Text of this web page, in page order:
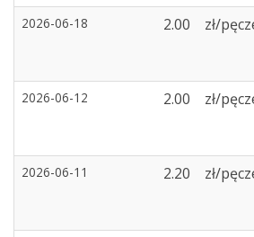
2026-06-18 2.00 zł/
2026-06-12 2.00 zł/
2026-06-11 2.20 zł/